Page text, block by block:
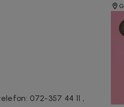
072-357 44 11 ,